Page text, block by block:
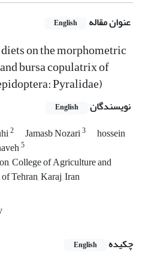
عنوان مقاله English
on the morphometric
bursa copulatrix of
Pyralidae)
نویسندگان English
2 Jamasb Nozari3
hossein
5
College of Agriculture and
Tehran, Karaj, Iran
چکیده
English